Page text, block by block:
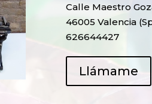
Calle Maestro
46005 Valencia
626644427
Llámame